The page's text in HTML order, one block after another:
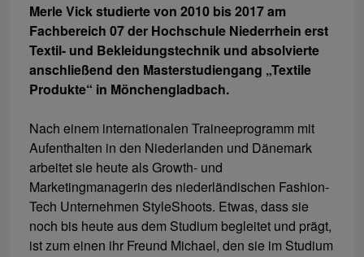
Merle Vick studierte von 2010 bis 2017 am
Fachbereich 07 der Hochschule Niederrhein erst
Textil- und Bekleidungstechnik und absolvierte
anschließend den Masterstudiengang „Textile
Produkte“ in Mönchengladbach.
Nach einem internationalen Traineeprogramm mit
Aufenthalten in den Niederlanden und Dänemark
arbeitet sie heute als Growth- und
Marketingmanagerin des niederländischen Fashion-
Tech Unternehmen StyleShoots. Etwas, dass sie
noch bis heute aus dem Studium begleitet und prägt,
ist zum einen ihr Freund Michael, den sie im Studium